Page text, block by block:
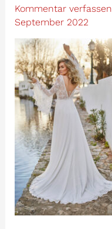
Kommentar verfassen
September 2022